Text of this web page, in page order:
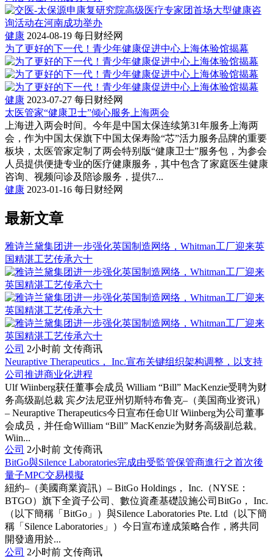
健康 2024-08-19 每日财经网
为了更好的下一代！青少年健康促进中心上海体验馆揭幕
健康 2023-07-27 每日财经网
太医管家“健康卫士”倾心服务上海两会
上海进入两会时间。今年是中国太保连续第31年服务上海两
会，作为中国太保旗下中国太保寿险“芯”活力服务品牌的重要
板块，太医管家定制了两会特别版“健康卫士”服务包，为参会
人员提供便捷专业的医疗健康服务，其中包含了家庭医生健康
咨询、视频问诊及陪诊服务，提供7...
健康 2023-01-16 每日财经网
最新文章
雅诗兰黛集团进一步强化英国制造网络，Whitman工厂迎来英
国精湛工艺传承六十
公司 2小时前 文传商讯
Neuraptive Therapeutics， Inc.宣布关键组织架构调整，以支持
公司推进商业化进程
Ulf Wiinberg获任董事会成员 William “Bill” MacKenzie受聘为财
务高级副总裁 宾夕法尼亚州切斯特布鲁克–（美国商业资讯）
– Neuraptive Therapeutics今日宣布任命Ulf Wiinberg为公司董事
会成员，并任命William “Bill” MacKenzie为财务高级副总裁。
Wiin...
公司 2小时前 文传商讯
BitGo與Silence Laboratories完成由受監管保管商進行之首次後
量子MPC交易模擬
紐約–（美國商業資訊）– BitGo Holdings， Inc.（NYSE：
BTGO）旗下全資子公司、數位資產基礎設施公司BitGo， Inc.
（以下簡稱「BitGo」）與Silence Laboratories Pte. Ltd（以下簡
稱「Silence Laboratories」）今日宣布達成策略合作，將共同
開發適用於...
公司 2小时前 文传商讯